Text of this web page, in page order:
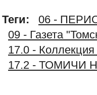
Теги:
06 -
09 - Газета
17.0 -
17.2 - ТОМИЧИ